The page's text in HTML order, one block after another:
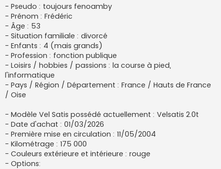
s
s
a
g
e
- Pseudo : toujours fenoamby
- Prénom : Frédéric
- Âge : 53
- Situation familiale : divorcé
- Enfants : 4 (mais grands)
- Profession : fonction publique
- Loisirs / hobbies / passions : la course à pied,
l'informatique
- Pays / Région / Département : France / Hauts de France
/ Oise
- Modèle Vel Satis possédé actuellement : Velsatis 2.0t
- Date d'achat : 01/03/2026
- Première mise en circulation : 11/05/2004
- Kilométrage : 175 000
- Couleurs extérieure et intérieure : rouge
- Options: